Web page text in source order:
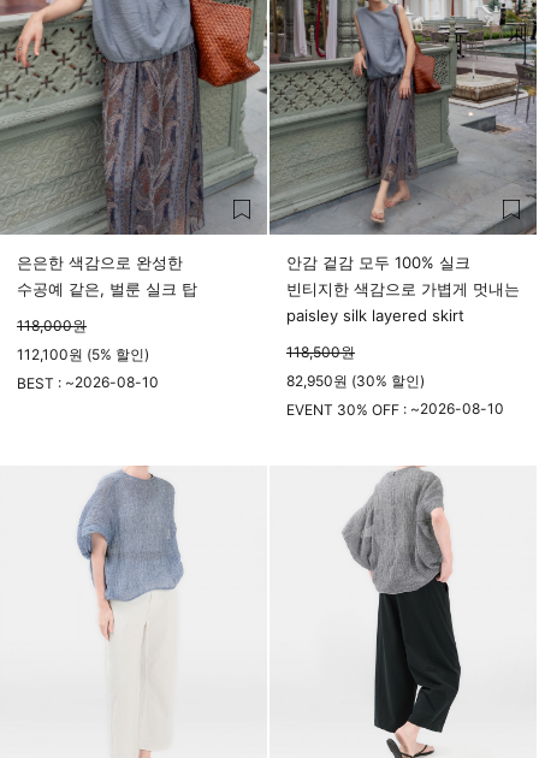
은은한 색감으로 완성한
수공예 같은, 벌룬 실크 탑
118,000원
112,100원 (5% 할인)
BEST : ~2026-08-10
안감 겉감 모두 100% 실크
빈티지한 색감으로 가볍게 멋내는
paisley silk layered skirt
118,500원
82,950원 (30% 할인)
EVENT 30% OFF : ~2026-08-10